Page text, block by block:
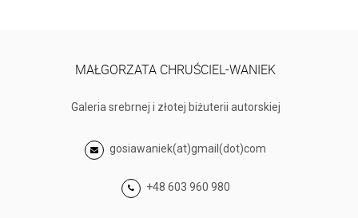
MAŁGORZATA CHRUŚCIEL-WANIEK
Galeria srebrnej i złotej biżuterii autorskiej
gosiawaniek(at)gmail(dot)com
+48 603 960 980